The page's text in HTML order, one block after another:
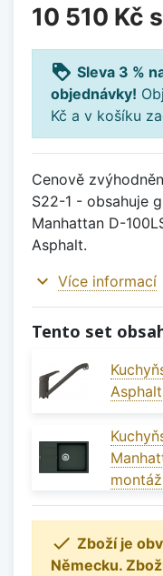
10 510 Kč
loyalty Sleva 3 %
objednávky!
Kč a v košíku
Cenově
S22-1 - obsahuje
Manhattan D-
Asphalt.
expand_more Více informací
Tento set
Asphalt
montáž
 Zboží je
Německu.